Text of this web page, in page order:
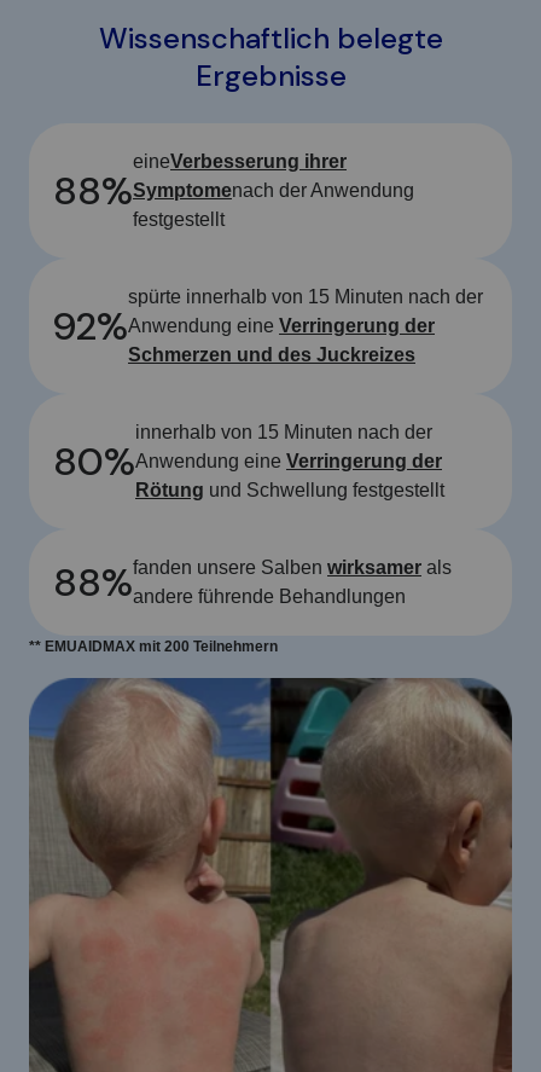
Wissenschaftlich belegte
Ergebnisse
88%
eineVerbesserung ihrer
Symptomenach der Anwendung
festgestellt
92%
spürte innerhalb von 15 Minuten nach der
Anwendung eine Verringerung der
Schmerzen und des Juckreizes
80%
innerhalb von 15 Minuten nach der
Anwendung eine Verringerung der
Rötung und Schwellung festgestellt
88%fanden unsere Salben wirksamer als
andere führende Behandlungen
** EMUAIDMAX mit 200 Teilnehmern